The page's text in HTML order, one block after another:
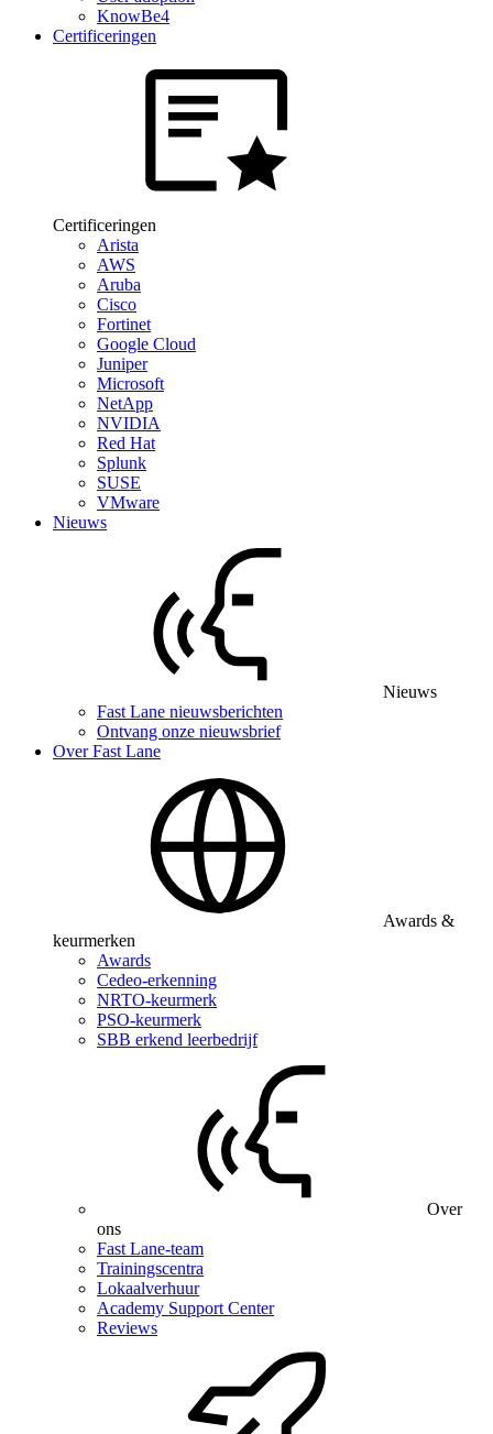
KnowBe4
Certificeringen
Certificeringen
Arista
AWS
Aruba
Cisco
Fortinet
Google Cloud
Juniper
Microsoft
NetApp
NVIDIA
Red Hat
Splunk
SUSE
VMware
Nieuws
Nieuws
Fast Lane nieuwsberichten
Ontvang onze nieuwsbrief
Over Fast Lane
Awards &
keurmerken
Awards
Cedeo-erkenning
NRTO-keurmerk
PSO-keurmerk
SBB erkend leerbedrijf
Over
ons
Fast Lane-team
Trainingscentra
Lokaalverhuur
Academy Support Center
Reviews